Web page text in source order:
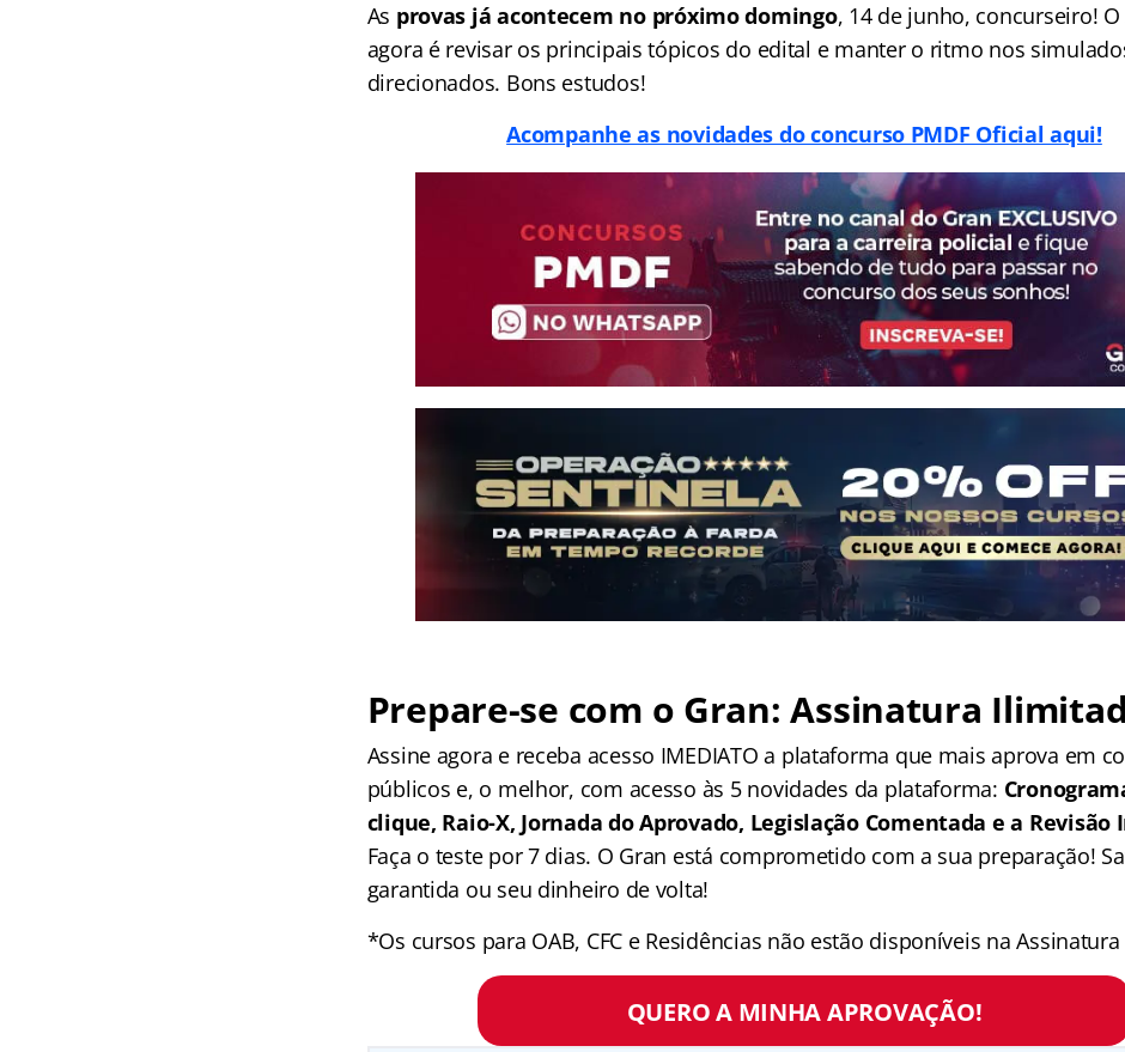
As provas já acontecem no próximo domingo, 14 de junho, concurseiro!
agora é revisar os principais tópicos do edital e manter o ritmo nos
direcionados. Bons estudos!
Acompanhe as novidades do concurso PMDF Oficial aqui!
Prepare-se com o Gran: Assinatura
Assine agora e receba acesso IMEDIATO a plataforma que mais aprova em
públicos e, o melhor, com acesso às 5 novidades da plataforma:
clique, Raio-X, Jornada do Aprovado, Legislação Comentada e a
Faça o teste por 7 dias. O Gran está comprometido com a sua preparação!
garantida ou seu dinheiro de volta!
*Os cursos para OAB, CFC e Residências não estão disponíveis na
QUERO A MINHA APROVAÇÃO!